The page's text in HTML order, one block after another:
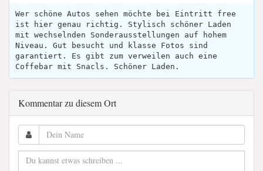
Wer schöne Autos sehen möchte bei Eintritt free
ist hier genau richtig. Stylisch schöner Laden
mit wechselnden Sonderausstellungen auf hohem
Niveau. Gut besucht und klasse Fotos sind
garantiert. Es gibt zum verweilen auch eine
Coffebar mit Snacls. Schöner Laden.
Kommentar zu diesem Ort